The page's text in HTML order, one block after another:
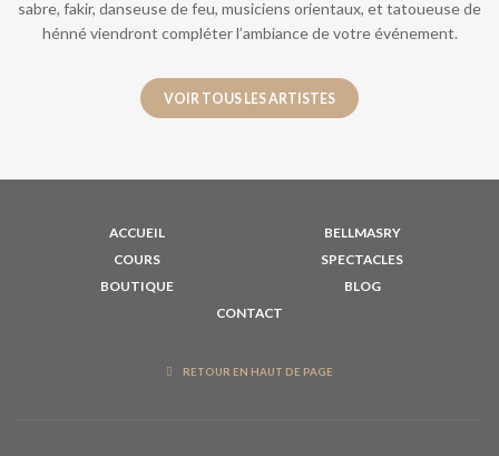
sabre, fakir, danseuse de feu, musiciens orientaux, et tatoueuse de
hénné viendront compléter l’ambiance de votre événement.
VOIR TOUS LES ARTISTES
ACCUEIL
BELLMASRY
COURS
SPECTACLES
BOUTIQUE
BLOG
CONTACT
RETOUR EN HAUT DE PAGE